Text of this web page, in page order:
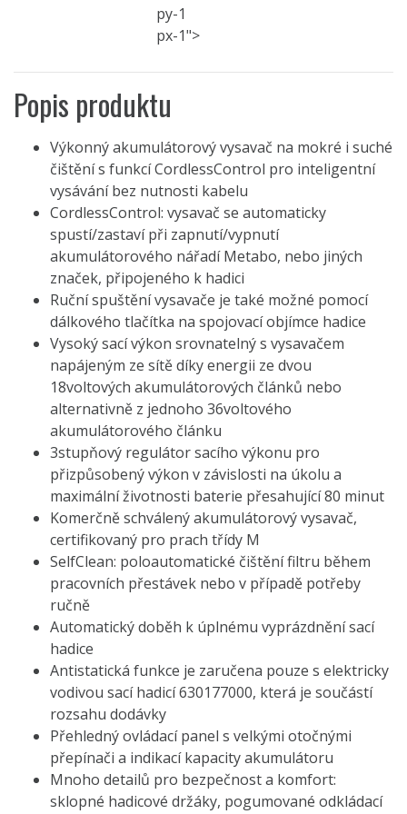
py-1
px-1">
Popis produktu
Výkonný akumulátorový vysavač na mokré i suché
čištění s funkcí CordlessControl pro inteligentní
vysávání bez nutnosti kabelu
CordlessControl: vysavač se automaticky
spustí/zastaví při zapnutí/vypnutí
akumulátorového nářadí Metabo, nebo jiných
značek, připojeného k hadici
Ruční spuštění vysavače je také možné pomocí
dálkového tlačítka na spojovací objímce hadice
Vysoký sací výkon srovnatelný s vysavačem
napájeným ze sítě díky energii ze dvou
18voltových akumulátorových článků nebo
alternativně z jednoho 36voltového
akumulátorového článku
3stupňový regulátor sacího výkonu pro
přizpůsobený výkon v závislosti na úkolu a
maximální životnosti baterie přesahující 80 minut
Komerčně schválený akumulátorový vysavač,
certifikovaný pro prach třídy M
SelfClean: poloautomatické čištění filtru během
pracovních přestávek nebo v případě potřeby
ručně
Automatický doběh k úplnému vyprázdnění sací
hadice
Antistatická funkce je zaručena pouze s elektricky
vodivou sací hadicí 630177000, která je součástí
rozsahu dodávky
Přehledný ovládací panel s velkými otočnými
přepínači a indikací kapacity akumulátoru
Mnoho detailů pro bezpečnost a komfort:
sklopné hadicové držáky, pogumované odkládací